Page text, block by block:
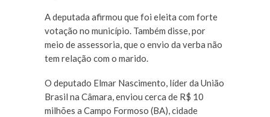
A deputada afirmou que foi eleita com forte
votação no município. Também disse, por
meio de assessoria, que o envio da verba não
tem relação com o marido.
O deputado Elmar Nascimento, líder da União
Brasil na Câmara, enviou cerca de R$ 10
milhões a Campo Formoso (BA), cidade